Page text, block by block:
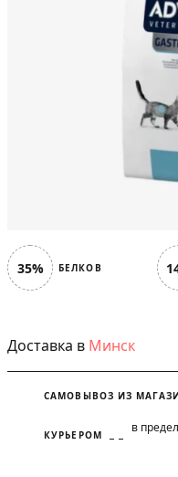
35% БЕЛКОВ
Доставка в Минск
САМОВЫВОЗ ИЗ
КУРЬЕРОМ в